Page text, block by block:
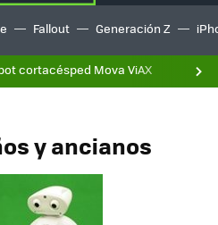
Fallout Generación Z
cortacésped Mova ViAX
y ancianos